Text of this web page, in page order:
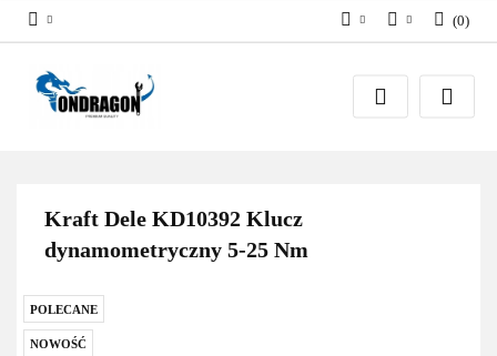
PLNZaloguj się
Załóż konto
(0)
Kraft Dele KD10392 Klucz
dynamometryczny 5-25 Nm
POLECANE
NOWOŚĆ